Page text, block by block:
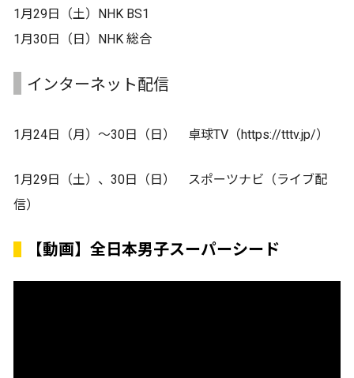
1月29日（土）NHK BS1
1月30日（日）NHK 総合
インターネット配信
1月24日（月）～30日（日） 卓球TV（https://tttv.jp/）
1月29日（土）、30日（日） スポーツナビ（ライブ配
信）
【動画】全日本男子スーパーシード